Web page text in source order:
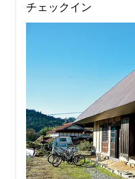
チェックイン